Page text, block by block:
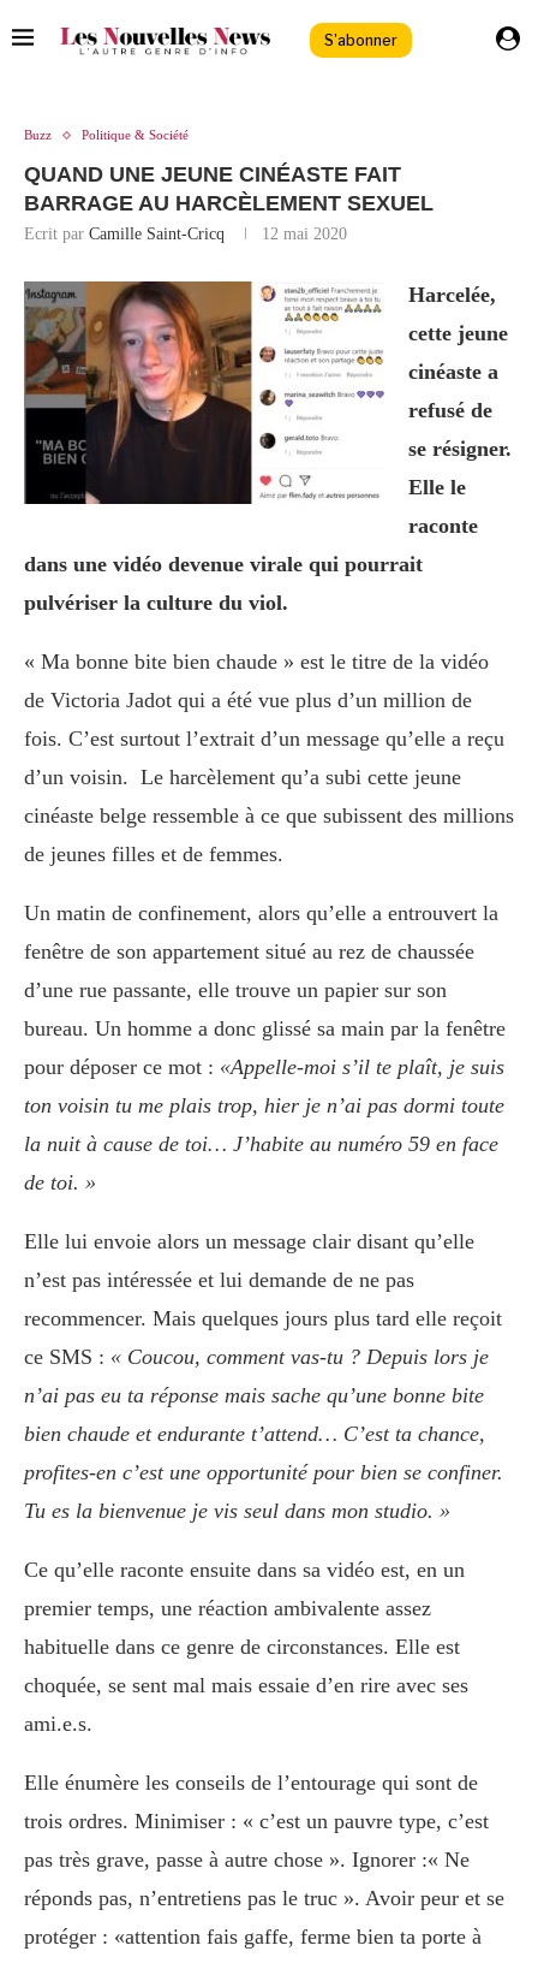
S'abonner
Buzz Politique & Société
QUAND UNE JEUNE CINÉASTE FAIT
BARRAGE AU HARCÈLEMENT SEXUEL
Ecrit par Camille Saint-Cricq 12 mai 2020
Harcelée,
cette jeune
cinéaste a
refusé de
se résigner.
Elle le
raconte
dans une vidéo devenue virale qui pourrait
pulvériser la culture du viol.
« Ma bonne bite bien chaude » est le titre de la vidéo
de Victoria Jadot qui a été vue plus d’un million de
fois. C’est surtout l’extrait d’un message qu’elle a reçu
d’un voisin. Le harcèlement qu’a subi cette jeune
cinéaste belge ressemble à ce que subissent des millions
de jeunes filles et de femmes.
Un matin de confinement, alors qu’elle a entrouvert la
fenêtre de son appartement situé au rez de chaussée
d’une rue passante, elle trouve un papier sur son
bureau. Un homme a donc glissé sa main par la fenêtre
pour déposer ce mot : «Appelle-moi s’il te plaît, je suis
ton voisin tu me plais trop, hier je n’ai pas dormi toute
la nuit à cause de toi… J’habite au numéro 59 en face
de toi. »
Elle lui envoie alors un message clair disant qu’elle
n’est pas intéressée et lui demande de ne pas
recommencer. Mais quelques jours plus tard elle reçoit
ce SMS : « Coucou, comment vas-tu ? Depuis lors je
n’ai pas eu ta réponse mais sache qu’une bonne bite
bien chaude et endurante t’attend… C’est ta chance,
profites-en c’est une opportunité pour bien se confiner.
Tu es la bienvenue je vis seul dans mon studio. »
Ce qu’elle raconte ensuite dans sa vidéo est, en un
premier temps, une réaction ambivalente assez
habituelle dans ce genre de circonstances. Elle est
choquée, se sent mal mais essaie d’en rire avec ses
ami.e.s.
Elle énumère les conseils de l’entourage qui sont de
trois ordres. Minimiser : « c’est un pauvre type, c’est
pas très grave, passe à autre chose ». Ignorer :« Ne
réponds pas, n’entretiens pas le truc ». Avoir peur et se
protéger : «attention fais gaffe, ferme bien ta porte à